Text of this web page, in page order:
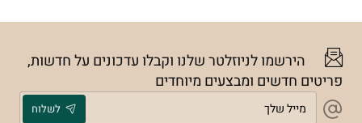
הירשמו לניוזלטר שלנו וקבלו עדכונים על חדשות,
פריטים חדשים ומבצעים מיוחדים
מייל
שלך
לשלוח